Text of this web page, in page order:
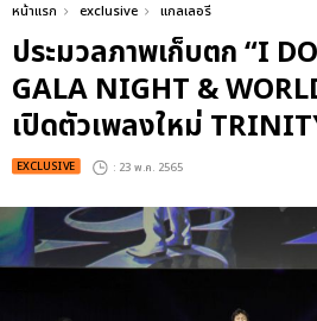
หน้าแรก exclusive แกลเลอรี
ประมวลภาพเก็บตก “I
GALA NIGHT &
เปิดตัวเพลงใหม่
EXCLUSIVE : 23 พ.ค. 2565